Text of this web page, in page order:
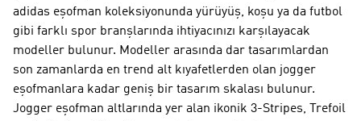
adidas eşofman koleksiyonunda yürüyüş, koşu ya da futbol
gibi farklı spor branşlarında ihtiyacınızı karşılayacak
modeller bulunur. Modeller arasında dar tasarımlardan
son zamanlarda en trend alt kıyafetlerden olan jogger
eşofmanlara kadar geniş bir tasarım skalası bulunur.
Jogger eşofman altlarında yer alan ikonik 3-Stripes, Trefoil